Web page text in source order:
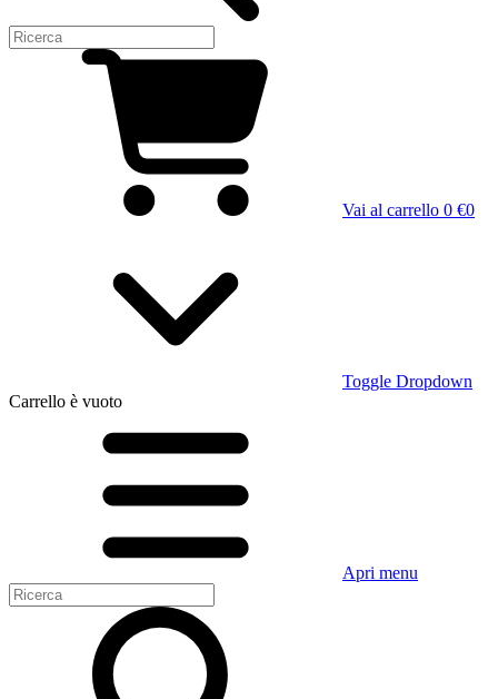
Vai al carrello 0 €0
Toggle Dropdown
Carrello è vuoto
Apri menu